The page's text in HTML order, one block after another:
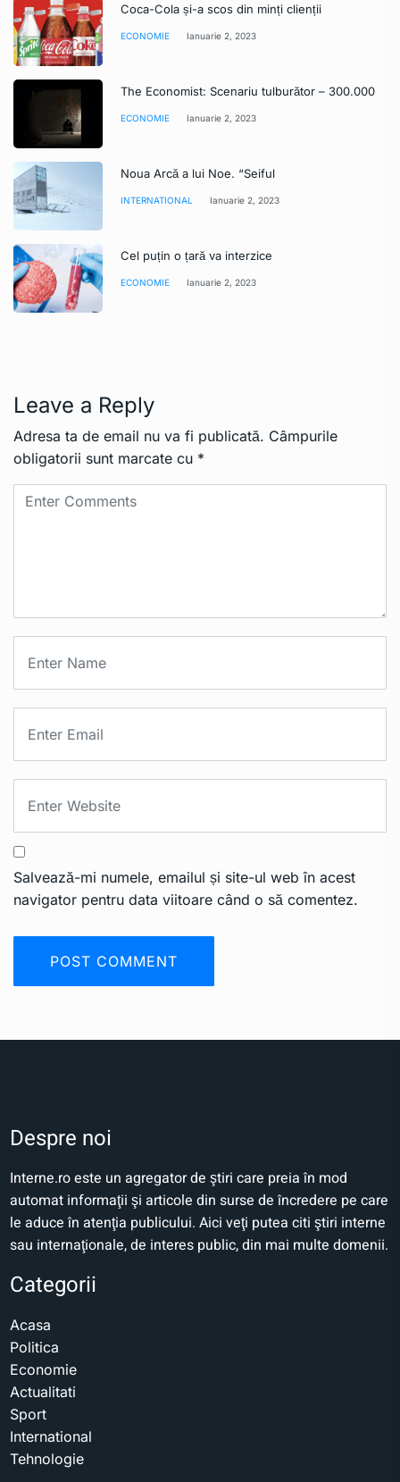
Coca-Cola și-a scos din minți clienții
ECONOMIE Ianuarie 2, 2023
The Economist: Scenariu tulburător – 300.000
ECONOMIE Ianuarie 2, 2023
Noua Arcă a lui Noe. “Seiful
INTERNATIONAL Ianuarie 2, 2023
Cel puțin o țară va interzice
ECONOMIE Ianuarie 2, 2023
Leave a Reply
Adresa ta de email nu va fi publicată. Câmpurile
obligatorii sunt marcate cu *
Salvează-mi numele, emailul și site-ul web în acest
navigator pentru data viitoare când o să comentez.
Despre noi
Interne.ro este un agregator de ştiri care preia în mod
automat informaţii şi articole din surse de încredere pe care
le aduce în atenţia publicului. Aici veţi putea citi ştiri interne
sau internaţionale, de interes public, din mai multe domenii.
Categorii
Acasa
Politica
Economie
Actualitati
Sport
International
Tehnologie